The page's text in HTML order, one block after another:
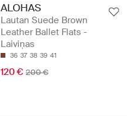
ALOHAS
Lautan Suede Brown
Leather Ballet Flats -
Laiviņas
36 37 38 39 41
120 € 200 €